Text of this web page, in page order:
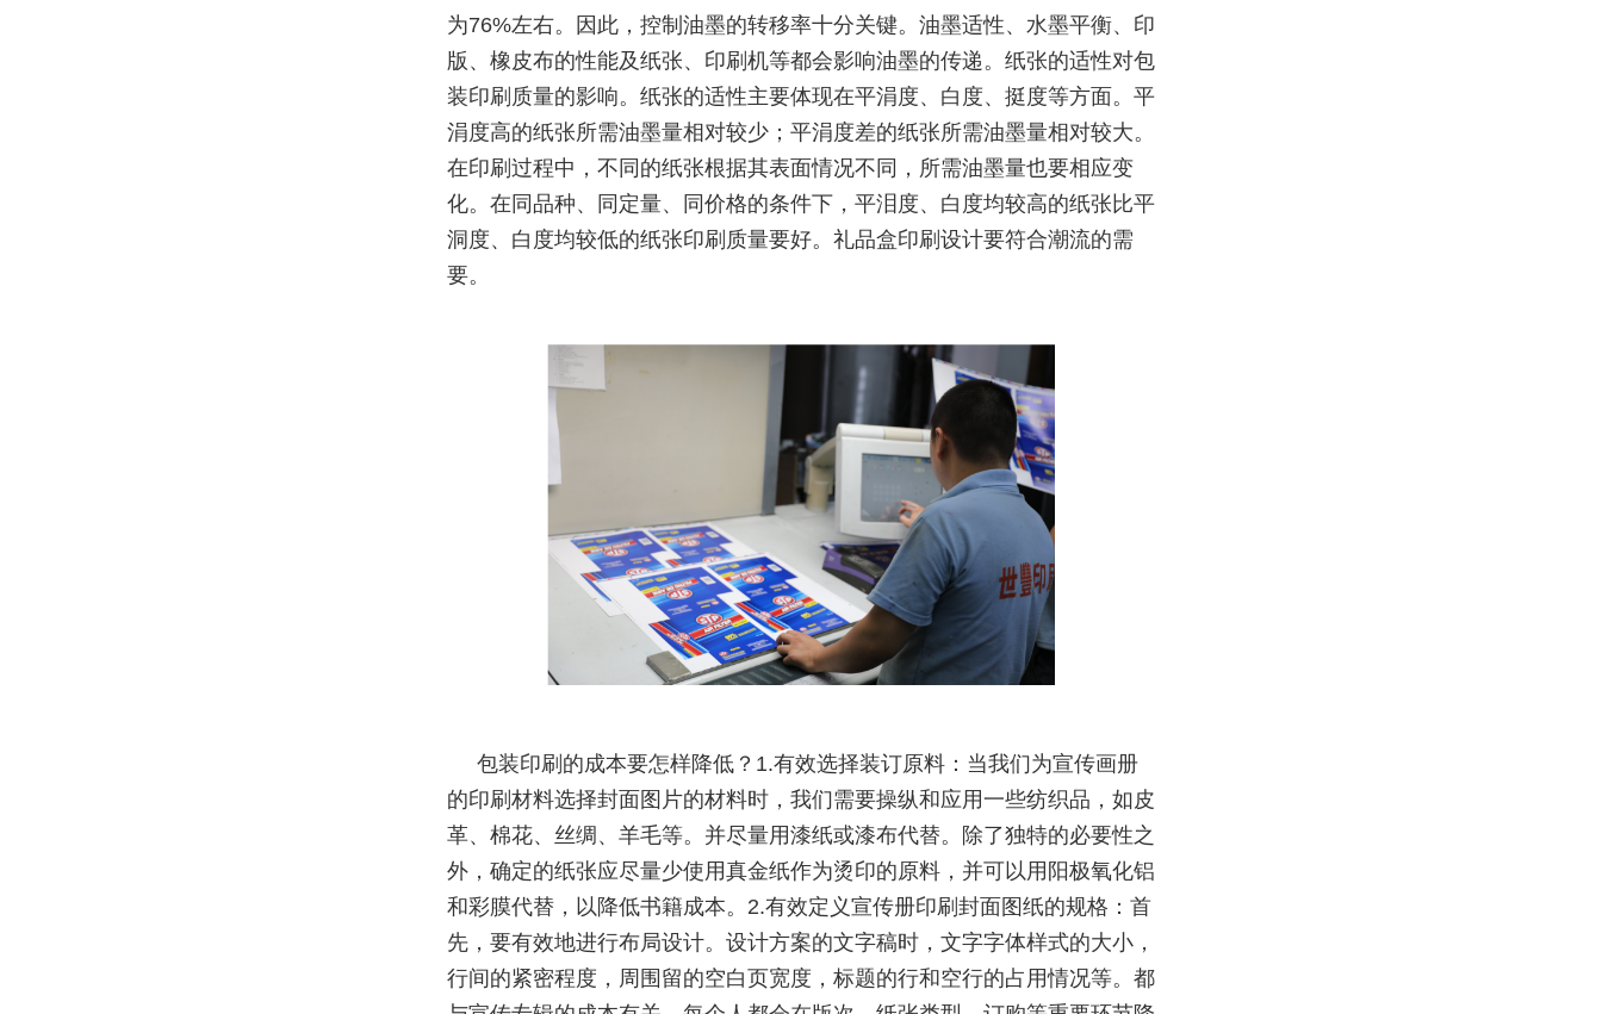
为76%左右。因此，控制油墨的转移率十分关键。油墨适性、水墨平衡、印
版、橡皮布的性能及纸张、印刷机等都会影响油墨的传递。纸张的适性对包
装印刷质量的影响。纸张的适性主要体现在平涓度、白度、挺度等方面。平
涓度高的纸张所需油墨量相对较少；平涓度差的纸张所需油墨量相对较大。
在印刷过程中，不同的纸张根据其表面情况不同，所需油墨量也要相应变
化。在同品种、同定量、同价格的条件下，平泪度、白度均较高的纸张比平
洞度、白度均较低的纸张印刷质量要好。礼品盒印刷设计要符合潮流的需
要。
包装印刷的成本要怎样降低？1.有效选择装订原料：当我们为宣传画册
的印刷材料选择封面图片的材料时，我们需要操纵和应用一些纺织品，如皮
革、棉花、丝绸、羊毛等。并尽量用漆纸或漆布代替。除了独特的必要性之
外，确定的纸张应尽量少使用真金纸作为烫印的原料，并可以用阳极氧化铝
和彩膜代替，以降低书籍成本。2.有效定义宣传册印刷封面图纸的规格：首
先，要有效地进行布局设计。设计方案的文字稿时，文字字体样式的大小，
行间的紧密程度，周围留的空白页宽度，标题的行和空行的占用情况等。都